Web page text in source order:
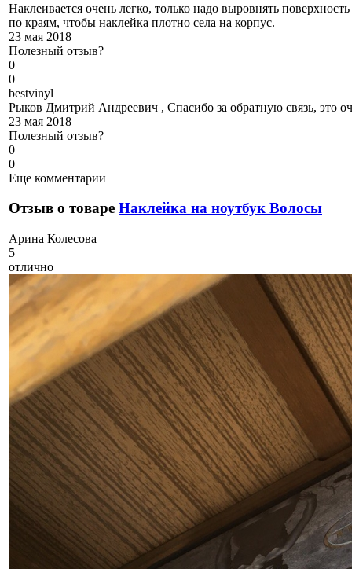
Наклеивается очень легко, только надо выровнять
по краям, чтобы наклейка плотно села на корпус.
23 мая 2018
Полезный отзыв?
0
0
bestvinyl
Рыков Дмитрий Андреевич , Спасибо за обратную связь, это
23 мая 2018
Полезный отзыв?
0
0
Еще комментарии
Отзыв о товаре Наклейка на ноутбук Волосы
Арина Колесова
5
отлично